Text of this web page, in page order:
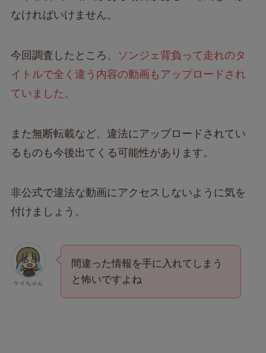
なければいけません。
今回調査したところ、
ソンジェ背負って走れのタ
イトルで全く違う内容の動画もアップロードされ
ていました。
また無断転載など、違法にアップロードされてい
るものも今後出てくる可能性があります。
非公式で違法な動画にアクセスしないように気を
付けましょう。
ケイちゃん
間違った情報を手に入れてしまう
と怖いですよね